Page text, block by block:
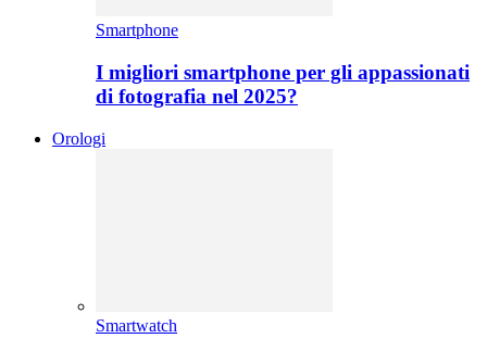
Smartphone
I migliori smartphone per gli appassionati
di fotografia nel 2025?
Orologi
Smartwatch